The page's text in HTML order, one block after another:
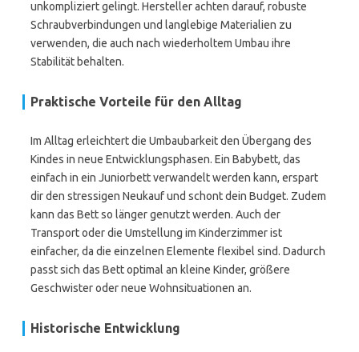
unkompliziert gelingt. Hersteller achten darauf, robuste
Schraubverbindungen und langlebige Materialien zu
verwenden, die auch nach wiederholtem Umbau ihre
Stabilität behalten.
Praktische Vorteile für den Alltag
Im Alltag erleichtert die Umbaubarkeit den Übergang des
Kindes in neue Entwicklungsphasen. Ein Babybett, das
einfach in ein Juniorbett verwandelt werden kann, erspart
dir den stressigen Neukauf und schont dein Budget. Zudem
kann das Bett so länger genutzt werden. Auch der
Transport oder die Umstellung im Kinderzimmer ist
einfacher, da die einzelnen Elemente flexibel sind. Dadurch
passt sich das Bett optimal an kleine Kinder, größere
Geschwister oder neue Wohnsituationen an.
Historische Entwicklung